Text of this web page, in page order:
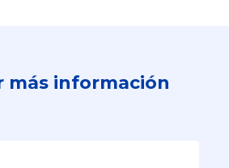
más información